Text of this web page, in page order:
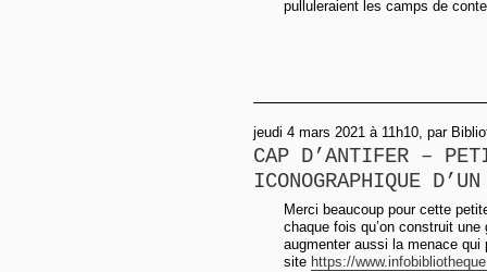
pulluleraient les camps de
jeudi 4 mars 2021 à 11h10, par
CAP D’ANTIFER –
ICONOGRAPHIQUE
Merci beaucoup pour cette
chaque fois qu’on construit
augmenter aussi la menace qui
site https://